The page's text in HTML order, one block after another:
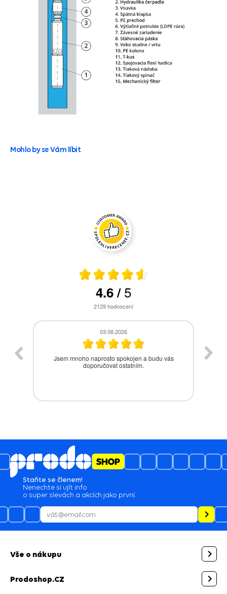
Mohlo by se Vám líbit
4.6/5
2129hodnocení
28.07.2026
Bezproblémová komunikace, rychlé vyřešení
drobného problému.
Staňte se členem!
Nenechte si ujít info
o super slevách a akcích jako první.
Vše o nákupu
Prodoshop.CZ